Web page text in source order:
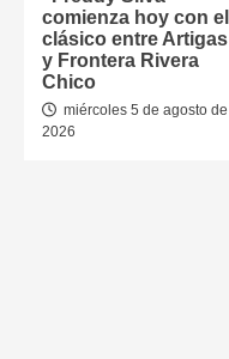
comienza hoy con el
clásico entre Artigas
y Frontera Rivera
Chico
miércoles 5 de agosto de
2026